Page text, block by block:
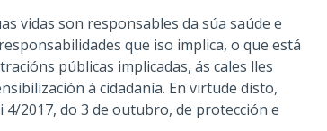
vidas son responsables da súa saúde e
que iso implica, o que está
públicas implicadas, ás cales lles
á cidadanía. En virtude disto,
2017, do 3 de outubro, de protección e